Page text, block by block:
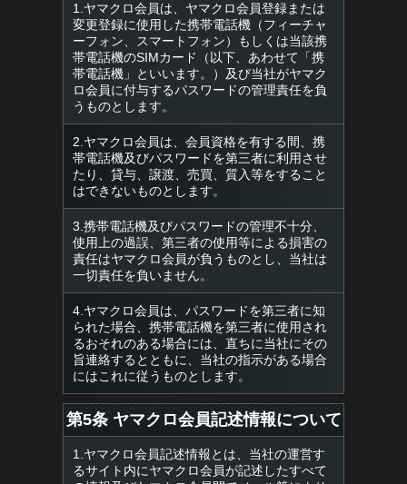
1.ヤマクロ会員は、ヤマクロ会員登録または
変更登録に使用した携帯電話機（フィーチャ
ーフォン、スマートフォン）もしくは当該携
帯電話機のSIMカード（以下、あわせて「携
帯電話機」といいます。）及び当社がヤマク
ロ会員に付与するパスワードの管理責任を負
うものとします。
2.ヤマクロ会員は、会員資格を有する間、携
帯電話機及びパスワードを第三者に利用させ
たり、貸与、譲渡、売買、質入等をすること
はできないものとします。
3.携帯電話機及びパスワードの管理不十分、
使用上の過誤、第三者の使用等による損害の
責任はヤマクロ会員が負うものとし、当社は
一切責任を負いません。
4.ヤマクロ会員は、パスワードを第三者に知
られた場合、携帯電話機を第三者に使用され
るおそれのある場合には、直ちに当社にその
旨連絡するとともに、当社の指示がある場合
にはこれに従うものとします。
第5条 ヤマクロ会員記述情報について
1.ヤマクロ会員記述情報とは、当社の運営す
るサイト内にヤマクロ会員が記述したすべて